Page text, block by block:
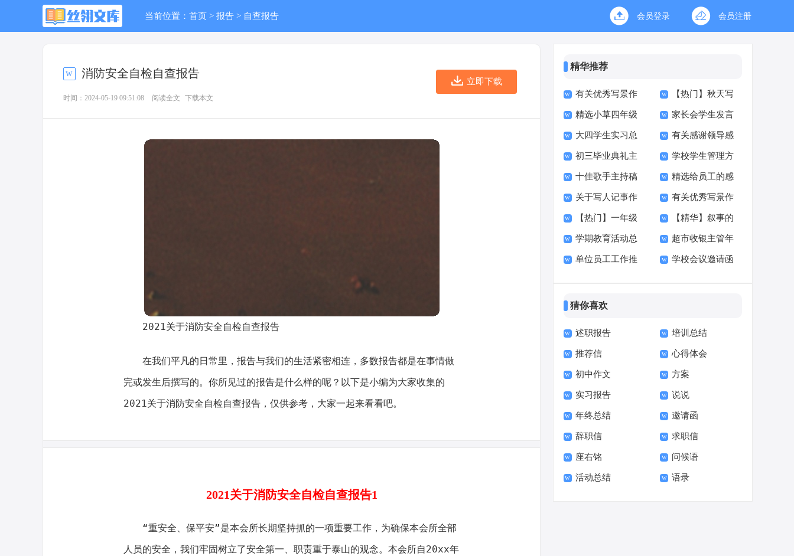
当前位置： 首页 > 报告 > 自查报告 会员登录 会员注册
消防安全自检自查报告
时间：2024-05-19 09:51:08 阅读全文 下载本文
立即下载
2021关于消防安全自检自查报告
在我们平凡的日常里，报告与我们的生活紧密相连，多数报告都是在事情做
完或发生后撰写的。你所见过的报告是什么样的呢？以下是小编为大家收集的
2021关于消防安全自检自查报告，仅供参考，大家一起来看看吧。
2021关于消防安全自检自查报告1
“重安全、保平安”是本会所长期坚持抓的一项重要工作，为确保本会所全部
人员的安全，我们牢固树立了安全第一、职责重于泰山的观念。本会所自20xx年
精华推荐
有关优秀写景作
文汇总6篇
【热门】秋天写
景作文300字合集九
篇
精选小草四年级
作文集合9篇
家长会学生发言
稿14篇
大四学生实习总
结
有关感谢领导感
谢信模板汇编十篇
初三毕业典礼主
持稿
学校学生管理方
案12篇
十佳歌手主持稿 精选给员工的感
谢信范文合集五篇
关于写人记事作
文合集十篇
有关优秀写景作
文300字合集8篇
【热门】一年级
作文集锦9篇
【精华】叙事的
作文五篇
学期教育活动总
结
超市收银主管年
终总结
单位员工工作推 学校会议邀请函
猜你喜欢
述职报告 培训总结
推荐信 心得体会
初中作文 方案
实习报告 说说
年终总结 邀请函
辞职信 求职信
座右铭 问候语
活动总结 语录